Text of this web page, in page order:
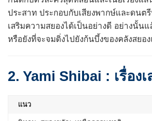
ประสาท ประกอบกับเสียงพากษ์และดนต
เสริมความสยองได้เป็นอย่างดี อย่างนั้น
หรือยังที่จะจมดิ่งไปยังก้นบึ้งของคลังสยอ
2. Yami Shibai : เรื่อง
แนว